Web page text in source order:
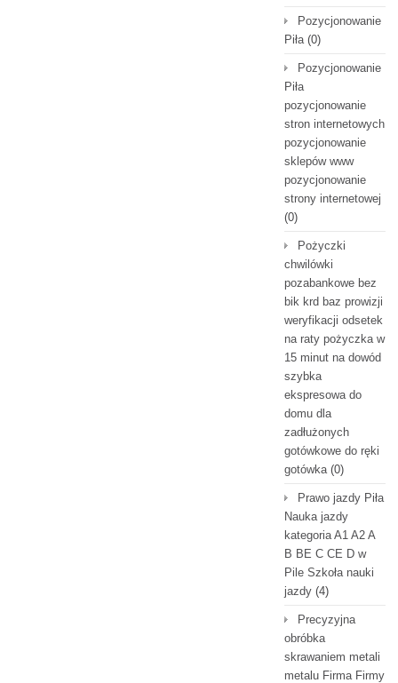
Pozycjonowanie
Piła(0)
Pozycjonowanie
Piła
pozycjonowanie
stron internetowych
pozycjonowanie
sklepów www
pozycjonowanie
strony internetowej
(0)
Pożyczki
chwilówki
pozabankowe bez
bik krd baz prowizji
weryfikacji odsetek
na raty pożyczka w
15 minut na dowód
szybka
ekspresowa do
domu dla
zadłużonych
gotówkowe do ręki
gotówka(0)
Prawo jazdy Piła
Nauka jazdy
kategoria A1 A2 A
B BE C CE D‎ w
Pile Szkoła nauki
jazdy (4)
Precyzyjna
obróbka
skrawaniem metali
metalu Firma Firmy